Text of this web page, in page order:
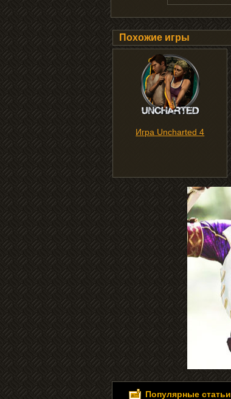
Похожие игры
Игра Uncharted 4
Популярные статьи